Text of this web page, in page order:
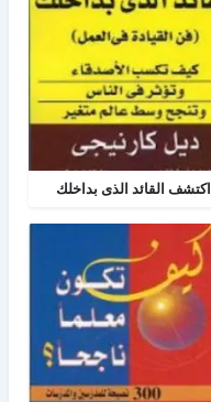
اكتشف القائد الذى بداخلك